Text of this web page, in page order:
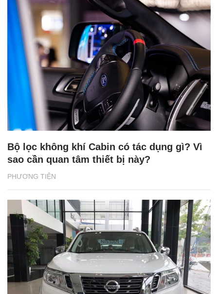
PHƯƠNG TIỆN
Bộ lọc không khí Cabin có tác dụng gì? Vì
sao cần quan tâm thiết bị này?